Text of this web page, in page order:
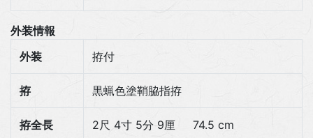
外装情報
外装
拵付
拵 黒蝋色塗鞘脇指拵
拵全長 2尺 4寸 5分 9厘 74.5 cm